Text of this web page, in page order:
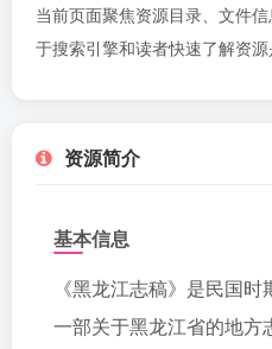
当前页面聚焦资源目录、文件
于搜索引擎和读者快速了解资源
资源简介
基本信息
《黑龙江志稿》是民国
一部关于黑龙江省的地方